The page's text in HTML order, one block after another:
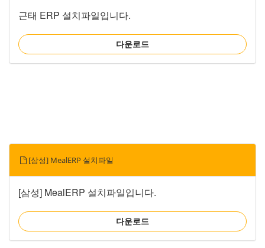
근태 ERP 설치파일입니다.
다운로드
[삼성] MealERP 설치파일
[삼성] MealERP 설치파일입니다.
다운로드